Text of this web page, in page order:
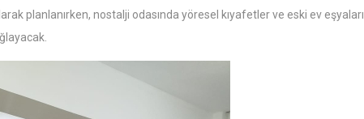
planlanırken, nostalji odasında yöresel kıyafetler ve eski ev eşyaları